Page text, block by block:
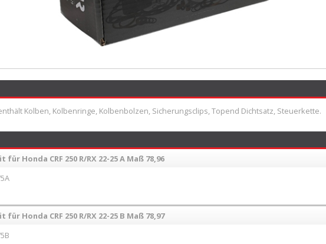
Kolben, Kolbenringe, Kolbenbolzen, Sicherungsclips, Topend Dichtsatz, Steuerkette.
Honda CRF 250 R/RX 22-25 A Maß 78,96
Honda CRF 250 R/RX 22-25 B Maß 78,97